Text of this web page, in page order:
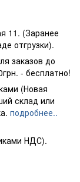
11. (Заранее
отгрузки).
заказов до
- бесплатно!
(Новая
склад или
подробнее..
НДС).